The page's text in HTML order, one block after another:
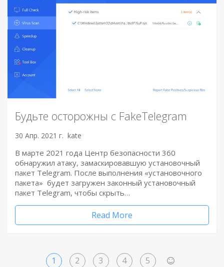
Будьте осторожны с FakeTelegram
30 Апр. 2021 г. kate
В марте 2021 года Центр безопасности 360
обнаружил атаку, замаскировавшую установочный
пакет Telegram. После выполнения «установочного
пакета» будет загружен законный установочный
пакет Telegram, чтобы скрыть…
Read More
1 2 3 4 5